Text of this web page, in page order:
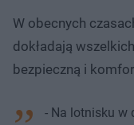
W obecnych
dokładają
bezpieczną i
- Na lotnisku w